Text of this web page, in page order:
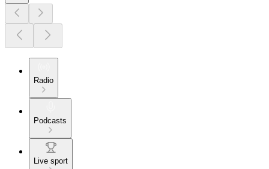
Radio
Podcasts
Live sport